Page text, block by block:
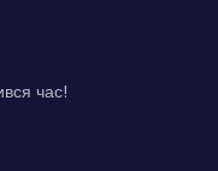
час!